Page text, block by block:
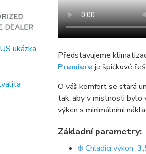
Představujeme
Premiere je špičkové
O váš komfort se stará
tak, aby v místnosti bylo
výkon s minimálními
Základní parametry:
❄️ Chladicí výkon